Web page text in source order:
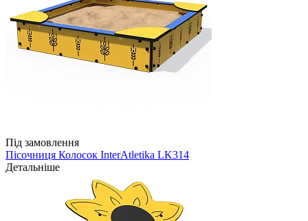
Під замовлення
Пісочниця Колосок InterAtletika LK314
Детальніше